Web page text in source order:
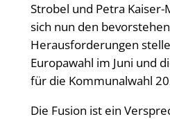
Strobel und Petra
sich nun den
Herausforderungen
Europawahl im Juni und
für die Kommunalwahl
Die Fusion ist ein